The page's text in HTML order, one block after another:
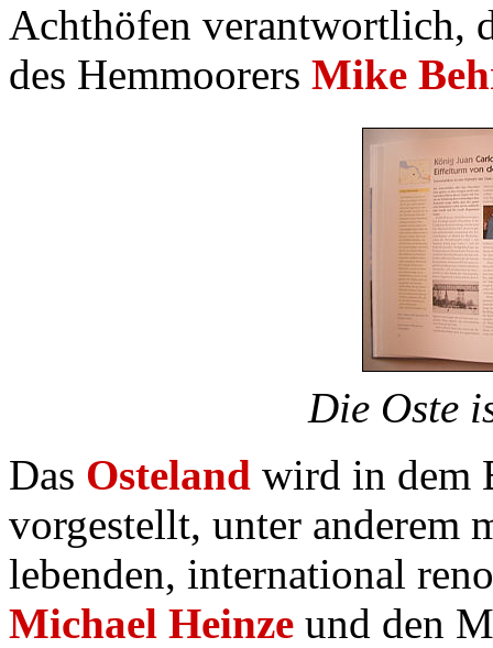
Achthöfen verantwortlich,
des Hemmoorers Mike
Die Oste
Das Osteland wird in dem
vorgestellt, unter anderem
lebenden, international
Michael Heinze und den